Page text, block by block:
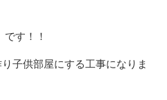
です！！
子供部屋にする工事になりま